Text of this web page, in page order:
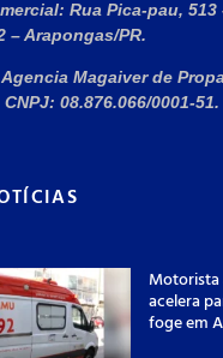
Rua Pica-pau, 513
– Arapongas/PR.
Agencia Magaiver de
CNPJ: 08.876.066/0001-51.
Motorista
acelera
foge em